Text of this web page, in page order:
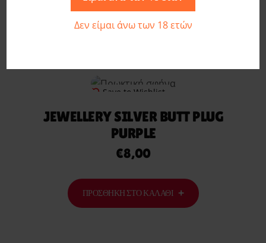
Δεν είμαι άνω των 18 ετών
Σχετικά προϊόντα
Save to Wishlist
JEWELLERY SILVER BUTT PLUG
PURPLE
€8,00
ΠΡΟΣΘΉΚΗ ΣΤΟ ΚΑΛΆΘΙ